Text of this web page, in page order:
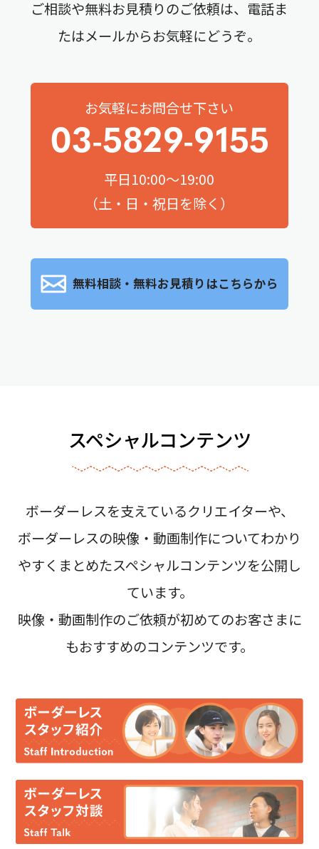
ご相談や無料お見積りのご依頼は、電話ま
たはメールからお気軽にどうぞ。
お気軽にお問合せ下さい
03-5829-9155
平日10:00～19:00
（土・日・祝日を除く）
無料相談・無料お見積りはこちらから
スペシャルコンテンツ
ボーダーレスを支えているクリエイターや、
ボーダーレスの映像・動画制作についてわかり
やすくまとめたスペシャルコンテンツを公開し
ています。
映像・動画制作のご依頼が初めてのお客さまに
もおすすめのコンテンツです。